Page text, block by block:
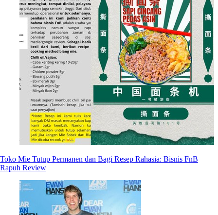
Toko Mie Tutup Permanen dan Bagi Resep Rahasia: Bisnis FnB
Rapuh Review